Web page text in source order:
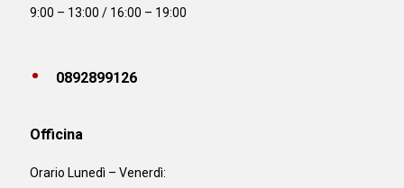
9:00 – 13:00 / 16:00 – 19:00
0892899126
Officina
Orario Lunedì – Venerdì: